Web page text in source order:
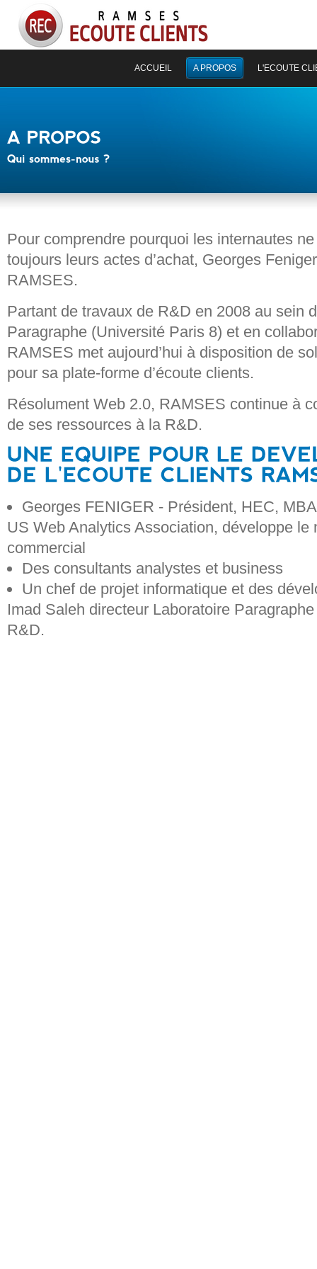
ACCUEIL A PROPOS L'ECOUTE
Pour comprendre pourquoi les internautes
toujours leurs actes d’achat, Georges
RAMSES.
Partant de travaux de R&D en 2008 au sein
Paragraphe (Université Paris 8) et en
RAMSES met aujourd’hui à disposition de
pour sa plate-forme d’écoute clients.
Résolument Web 2.0, RAMSES continue à
de ses ressources à la R&D.
Georges FENIGER - Président, HEC,
US Web Analytics Association, développe le
commercial
Des consultants analystes et business
Un chef de projet informatique et des
Imad Saleh directeur Laboratoire
R&D.